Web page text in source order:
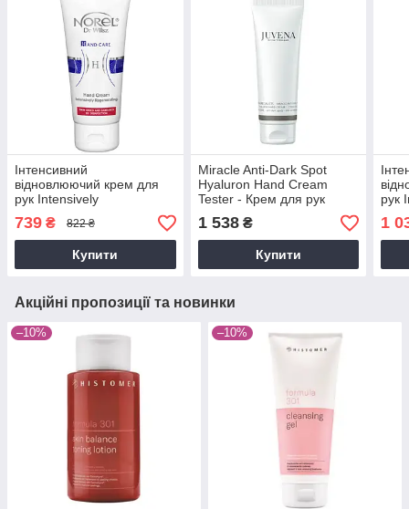
Інтенсивний
відновлюючий крем для
рук Intensively
Regenerating Hand Cream,
100 мл
739 ₴ 822 ₴
Купити
Miracle Anti-Dark Spot
Hyaluron Hand Cream
Tester - Крем для рук
проти пігментації
"Miracle", 100 мл
1 538₴
Купити
рук
200
1
Акційні пропозиції та новинки
–10% –10%